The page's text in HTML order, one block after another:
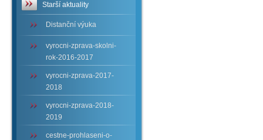
Starší aktuality
Distanční výuka
vyrocni-zprava-skolni-
rok-2016-2017
vyrocni-zprava-2017-
2018
vyrocni-zprava-2018-
2019
cestne-prohlaseni-o-